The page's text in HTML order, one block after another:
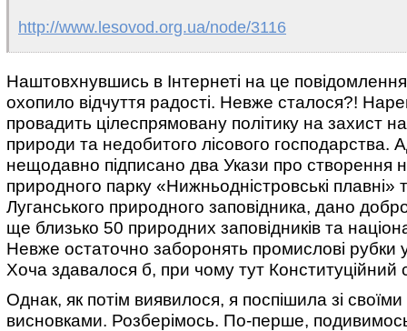
http://www.lesovod.org.ua/node/3116
Наштовхнувшись в Інтернеті на це
охопило відчуття радості. Невже сталося?!
провадить цілеспрямовану політику на захист
природи та недобитого лісового господарства.
нещодавно підписано два Укази про створення
природного парку «Нижньодністровські
Луганського природного заповідника, дано
ще близько 50 природних заповідників та
Невже остаточно заборонять промислові рубки
Хоча здавалося б, при чому тут Конституційний
Однак, як потім виявилося, я поспішила зі
висновками. Розберімось. По-перше,